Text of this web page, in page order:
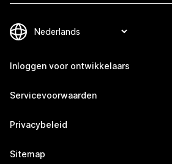
Inloggen voor ontwikkelaars
Servicevoorwaarden
Privacybeleid
Sitemap